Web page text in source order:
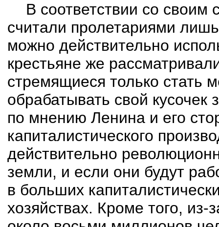
В соответствии со
считали пролетариями
можно действительно
крестьяне же
стремящиеся только стать
обрабатывать свой кусочек
по мнению Ленина и его
капиталистического
действительно
земли, и если они будут
в больших
хозяйствах. Кроме того, из-